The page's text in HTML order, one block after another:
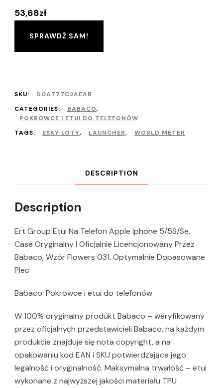
53,68zł
SPRAWDŹ SAM!
SKU:
D0A777C2AEAB
CATEGORIES:
BABACO,
POKROWCE I ETUI DO TELEFONÓW
TAGS:
ESKY LOTY, LAUNCHER, WORLD METER
DESCRIPTION
Description
Ert Group Etui Na Telefon Apple Iphone 5/5S/Se,
Case Oryginalny I Oficjalnie Licencjonowany Przez
Babaco, Wzór Flowers 031, Optymalnie Dopasowane
Plec
Babaco: Pokrowce i etui do telefonów
W 100% oryginalny produkt Babaco – weryfikowany
przez oficjalnych przedstawicieli Babaco, na każdym
produkcie znajduje się nota copyright, a na
opakowaniu kod EAN i SKU potwierdzające jego
legalność i oryginalność. Maksymalna trwałość – etui
wykonane z najwyższej jakości materiału TPU